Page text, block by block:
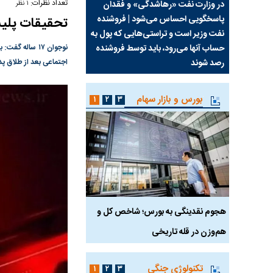
تعداد نظرات: ۱ نظر
تحقیقات
نوجوان ۱۷
اجتماعی بعد از
در وزارت نفت «رهاشدگی» و فقدان
پاسخگویی احساس می‌شود | فروشنده
نفت وزیر است و تراستی‌هایی که پول به
حساب آنها می‌رود، باید توسط فروشنده
رصد شوند
چرا رویای آمریکایی
نابودی محور
واشنگتن را زمین زد
بورس و بازار سهام
هجوم نقدینگی به بورس؛ شاخص کل و
هم‌وزن در قله تاریخی
بورس تهران رکورد شکست
۱ ۲ ۳
تکنولوژی جنگی ۱ ۲ ۳